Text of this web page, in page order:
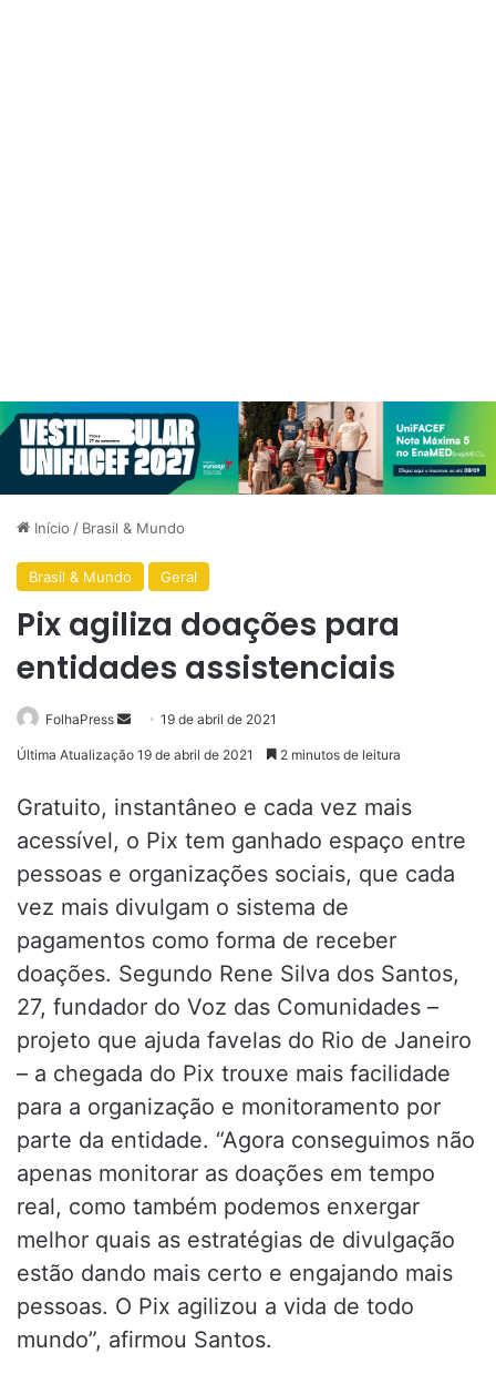
Início / Brasil & Mundo
Brasil & Mundo Geral
Pix agiliza doações para
entidades assistenciais
FolhaPress
Mande
mail
19 de abril de 2021
Última Atualização 19 de abril de 2021 2 minutos de leitura
Gratuito, instantâneo e cada vez mais
acessível, o Pix tem ganhado espaço entre
pessoas e organizações sociais, que cada
vez mais divulgam o sistema de
pagamentos como forma de receber
doações. Segundo Rene Silva dos Santos,
27, fundador do Voz das Comunidades –
projeto que ajuda favelas do Rio de Janeiro
– a chegada do Pix trouxe mais facilidade
para a organização e monitoramento por
parte da entidade. “Agora conseguimos não
apenas monitorar as doações em tempo
real, como também podemos enxergar
melhor quais as estratégias de divulgação
estão dando mais certo e engajando mais
pessoas. O Pix agilizou a vida de todo
mundo”, afirmou Santos.